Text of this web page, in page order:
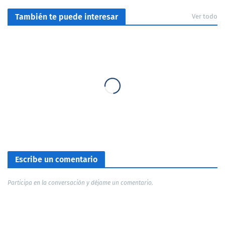
También te puede interesar Ver todo
Escribe un comentario
Participa en la conversación y déjame un comentario.